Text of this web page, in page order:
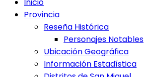
Provincia
Reseña Histórica
Personajes Notables
Ubicación Geográfica
Información Estadística